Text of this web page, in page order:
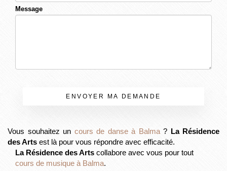
Message
ENVOYER MA DEMANDE
Vous souhaitez un cours de danse à Balma? La Résidence
des Arts est là pour vous répondre avec efficacité.
La Résidence des Arts collabore avec vous pour tout
cours de musique à Balma.